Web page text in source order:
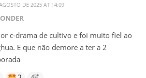
DE 2025 AT 14:09
c-drama de cultivo e foi muito fiel ao
E que não demore a ter a 2